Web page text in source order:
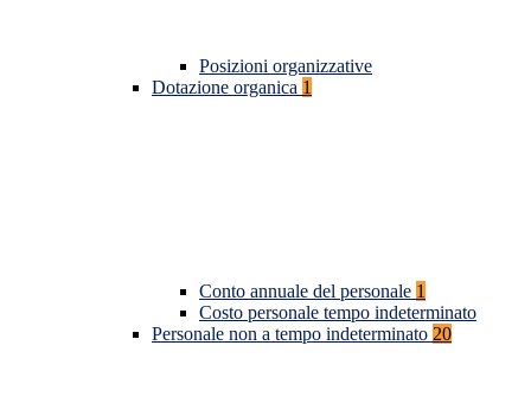
Posizioni organizzative
Dotazione organica 1
Conto annuale del personale 1
Costo personale tempo indeterminato
Personale non a tempo indeterminato 20